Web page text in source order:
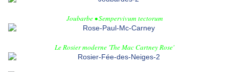
Joubarbe • Sempervivum tectorum
Le Rosier moderne 'The Mac Cartney Rose'